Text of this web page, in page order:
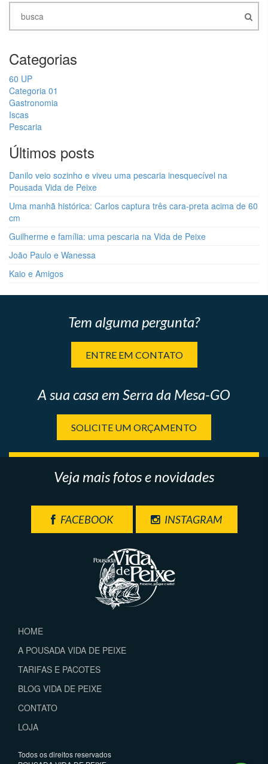
Categorias
60 UP
Categoria 01
Gastronomia
Iscas
Pescaria
Últimos posts
Danilo veio sozinho e viveu uma pescaria inesquecível na
Pousada Vida de Peixe
Uma manhã histórica: Carlos captura três cara-preta acima de 60
cm
Guilherme e família: uma pescaria na Vida de Peixe
João Paulo e Wanessa
Kaio e Amigos
Tem alguma pergunta?
ENTRE EM CONTATO
A sua casa em Serra da Mesa-GO
SOLICITE UM ORÇAMENTO
Veja mais fotos e novidades
FACEBOOK INSTAGRAM
HOME
A POUSADA VIDA DE PEIXE
TARIFAS E PACOTES
BLOG VIDA DE PEIXE
CONTATO
LOJA
Todos os direitos reservados